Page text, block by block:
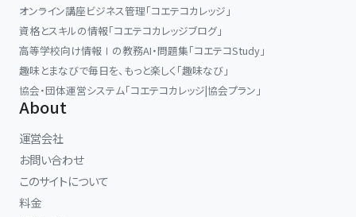
1989年生まれ。
東京音楽大学ピアノ演奏家コース卒業。
フライブルク音楽大学卒業。
ドイツ留学当初、教授より自身の演奏を「ジャパニーズスタイルだ」
と指摘されたことをきっかけに、身体を自在に使い、楽器を鳴らし切
るための技術研究に着手。4年後の卒業試験では、全教授から満点
の評価を受け、最優秀の成績で卒業した。
現在は、ショパンの演奏法を基礎にした「身体と音から見直すピアノ
演奏法」の普及に力を注いでおり、基礎講座《ピアノ上達への最短距
オンライン講座ビジネス管理「コエテコカレッジ」
資格とスキルの情報「コエテコカレッジブログ」
高等学校向け情報Ⅰの教務AI・問題集「コエテコStudy」
趣味とまなびで毎日を、もっと楽しく「趣味なび」
協会・団体運営システム「コエテコカレッジ|協会プラン」
About
運営会社
お問い合わせ
このサイトについて
料金